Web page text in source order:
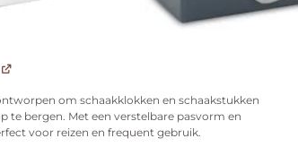
om schaakklokken en schaakstukken
te bergen. Met een verstelbare pasvorm en
voor reizen en frequent gebruik.